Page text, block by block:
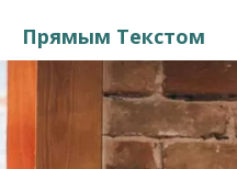
Прямым Текстом